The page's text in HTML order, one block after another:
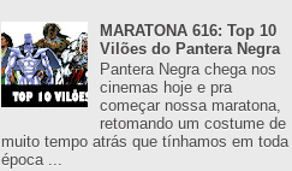
MARATONA 616: Top 10
Vilões do Pantera Negra
Pantera Negra chega nos
cinemas hoje e pra
começar nossa maratona,
retomando um costume de
muito tempo atrás que tínhamos em toda
época ...